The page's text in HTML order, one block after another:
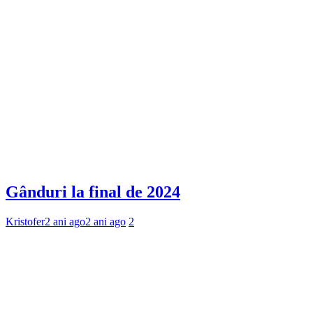
Gânduri la final de 2024
Kristofer2 ani ago2 ani ago 2